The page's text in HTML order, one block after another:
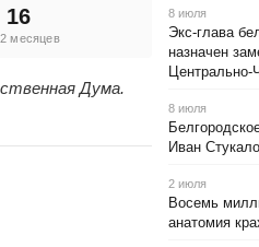
16
месяцев
Дума.
8 июля
Экс-глава
назначен
Центрально-
8 июля
Иван
2 июля
Восемь
анатомия